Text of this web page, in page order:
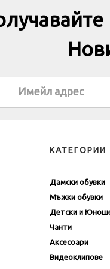
КАТЕГОРИИ
Дамски обувки
Мъжки обувки
Детски и
Чанти
Аксесоари
Видеоклипове